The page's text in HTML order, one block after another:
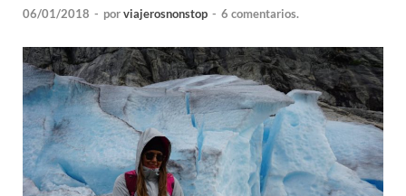
06/01/2018 - porviajerosnonstop - 6 comentarios.